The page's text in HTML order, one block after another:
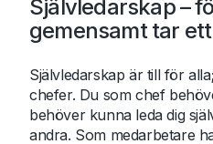
Självledarskap –
gemensamt tar
Självledarskap är till för
chefer. Du som chef
behöver kunna leda dig
andra. Som medarbetare